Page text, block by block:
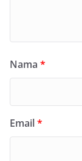
Nama *
Email*